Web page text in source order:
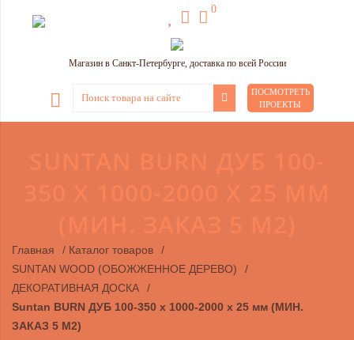
0
Магазин в Санкт-Петербурге, доставка по всей России
ПОСМОТРЕТЬ
ПРОЕКТЫ
Главная / Каталог товаров
/
SUNTAN WOOD (ОБОЖЖЕННОЕ ДЕРЕВО)
/
ДЕКОРАТИВНАЯ ДОСКА
/
Suntan BURN ДУБ 100-350 x 1000-2000 x 25 мм (МИН.
ЗАКАЗ 5 М2)